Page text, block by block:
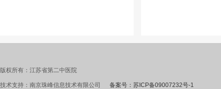
版权所有：江苏省第二中医院
技术支持：南京珠峰信息技术有限公司 备案号：苏ICP备09007232号-1